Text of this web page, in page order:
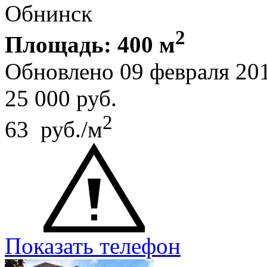
Обнинск
Площадь: 400 м2
Обновлено 09 февраля
25 000 руб.
63 руб./м2
Показать телефон